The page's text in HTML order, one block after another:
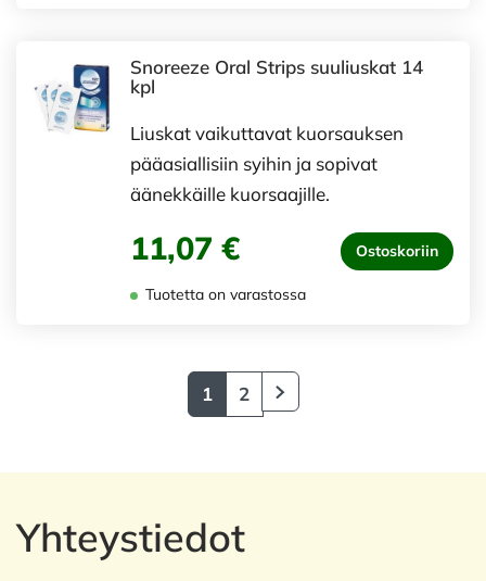
Snoreeze Oral Strips suuliuskat 14
kpl
Liuskat vaikuttavat kuorsauksen
pääasiallisiin syihin ja sopivat
äänekkäille kuorsaajille.
11,07 € Ostoskoriin
Tuotetta on varastossa
1 2
Yhteystiedot